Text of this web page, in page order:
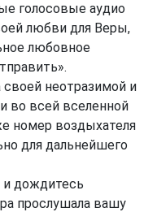
голосовые аудио
любви для Веры,
любовное
неотразимой и
во всей вселенной
номер воздыхателя
для дальнейшего
и дождитесь
прослушала вашу